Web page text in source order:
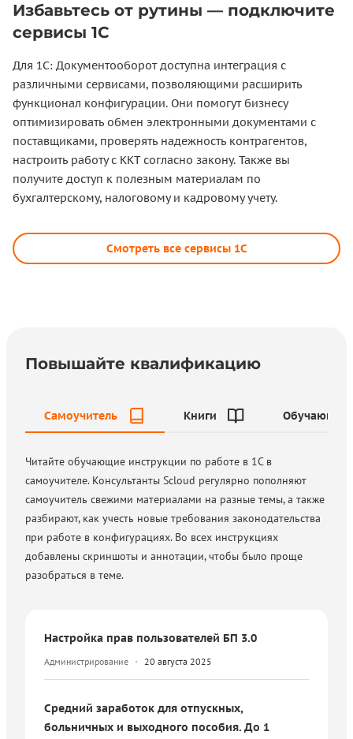
Избавьтесь от рутины — подключите
сервисы 1С
Для 1С: Документооборот доступна интеграция с
различными сервисами, позволяющими расширить
функционал конфигурации. Они помогут бизнесу
оптимизировать обмен электронными документами с
поставщиками, проверять надежность контрагентов,
настроить работу с ККТ согласно закону. Также вы
получите доступ к полезным материалам по
бухгалтерскому, налоговому и кадровому учету.
Смотреть все сервисы 1С
Повышайте квалификацию
Самоучитель Книги Обучающие
Читайте обучающие инструкции по работе в 1С в
самоучителе. Консультанты Scloud регулярно пополняют
самоучитель свежими материалами на разные темы, а также
разбирают, как учесть новые требования законодательства
при работе в конфигурациях. Во всех инструкциях
добавлены скриншоты и аннотации, чтобы было проще
разобраться в теме.
Настройка прав пользователей БП 3.0
Администрирование 20 августа 2025
Средний заработок для отпускных,
больничных и выходного пособия. До 1